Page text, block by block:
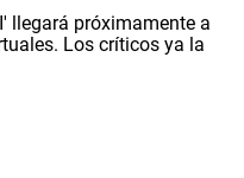
llegará próximamente a
Los críticos ya la